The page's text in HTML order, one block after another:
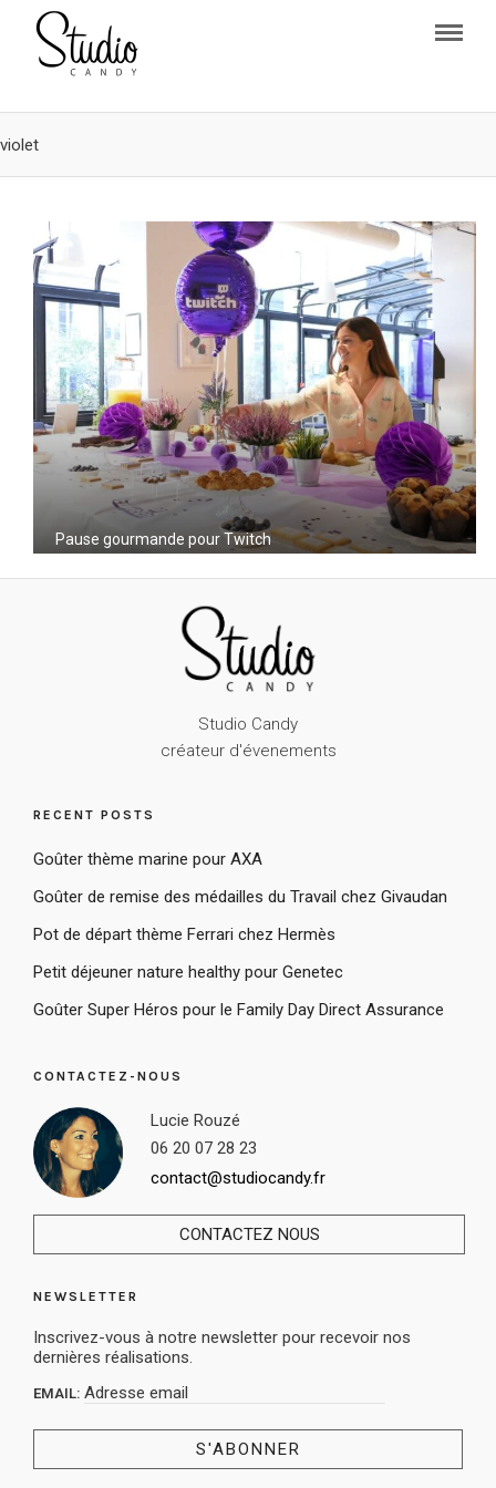
violet
Pause gourmande pour Twitch
Studio Candy
créateur d'évenements
RECENT POSTS
Goûter thème marine pour AXA
Goûter de remise des médailles du Travail chez Givaudan
Pot de départ thème Ferrari chez Hermès
Petit déjeuner nature healthy pour Genetec
Goûter Super Héros pour le Family Day Direct Assurance
CONTACTEZ-NOUS
Lucie Rouzé
06 20 07 28 23
contact@studiocandy.fr
CONTACTEZ NOUS
NEWSLETTER
Inscrivez-vous à notre newsletter pour recevoir nos
dernières réalisations.
EMAIL: